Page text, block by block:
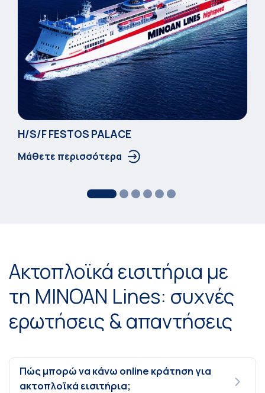
Η/S/F FESTOS PALACΕ
Μάθετε περισσότερα
Ακτοπλοϊκά εισιτήρια με
τη MINOAN Lines: συχνές
ερωτήσεις & απαντήσεις
Πώς μπορώ να κάνω online κράτηση για
ακτοπλοϊκά εισιτήρια;